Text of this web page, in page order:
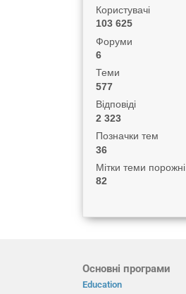
Користувачі
103 625
Форуми
6
Теми
577
Відповіді
2 323
Позначки тем
36
Мітки теми порожні
82
Основні програми
Education